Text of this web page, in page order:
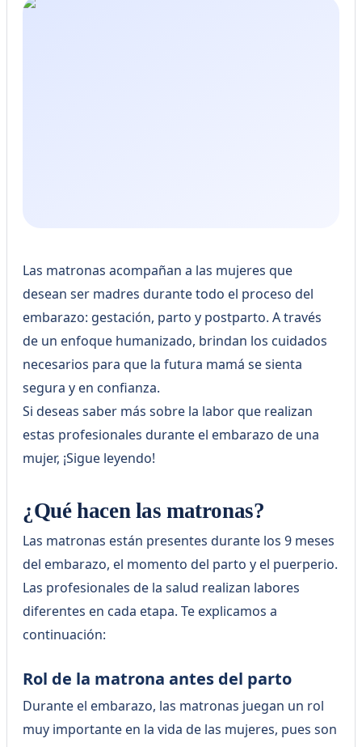
Las matronas acompañan a las mujeres que
desean ser madres durante todo el proceso del
embarazo: gestación, parto y postparto. A través
de un enfoque humanizado, brindan los cuidados
necesarios para que la futura mamá se sienta
segura y en confianza.
Si deseas saber más sobre la labor que realizan
estas profesionales durante el embarazo de una
mujer, ¡Sigue leyendo!
¿Qué hacen las matronas?
Las matronas están presentes durante los 9 meses
del embarazo, el momento del parto y el puerperio.
Las profesionales de la salud realizan labores
diferentes en cada etapa. Te explicamos a
continuación:
Rol de la matrona antes del parto
Durante el embarazo, las matronas juegan un rol
muy importante en la vida de las mujeres, pues son